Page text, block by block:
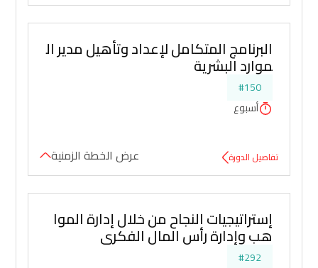
البرنامج المتكامل لإعداد وتأهيل مدير ال
موارد البشرية
#150
أسبوع
تفاصيل الدورة عرض الخطة الزمنية
إستراتيجيات النجاح من خلال إدارة الموا
هب وإدارة رأس المال الفكري
#292